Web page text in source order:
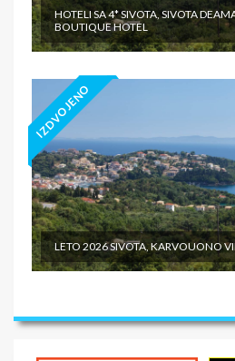
HOTELI SA 4* SIVOTA, SIVOTA
BOUTIQUE HOTEL
IZDVOJENO
LETO 2026 SIVOTA, KARVOUONO